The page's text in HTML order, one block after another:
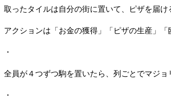
取ったタイルは自分の街に置いて、ピザを届け
アクションは「お金の獲得」「ピザの生産」
・
全員が４つずつ駒を置いたら、列ごとでマジョ
・